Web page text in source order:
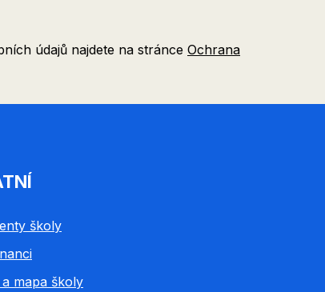
údajů najdete na stránce Ochrana
školy
mapa školy